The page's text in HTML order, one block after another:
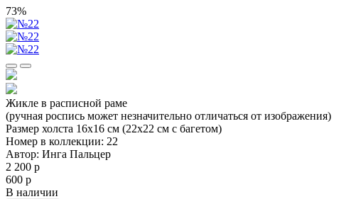
73%
Жикле в расписной раме
(ручная роспись может незначительно отличаться от изображения)
Размер холста 16х16 см (22х22 см с багетом)
Номер в коллекции: 22
Автор: Инга Пальцер
2 200 р
600 р
В наличии